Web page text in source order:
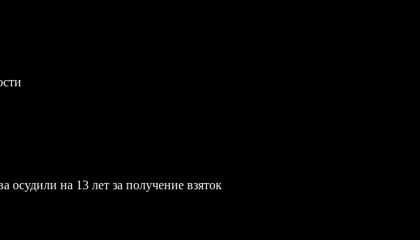
на 13 лет за получение взяток